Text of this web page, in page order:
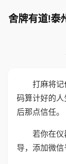
舍牌有道!泰
打麻将
码算计好的
后那点信任。
若你在
导，添加微